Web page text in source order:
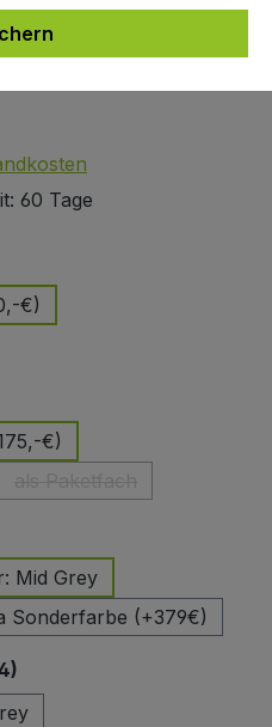
60 Tage
€)
€)
(Diese Option ist zurzeit
Mid Grey
Sonderfarbe (+379€)